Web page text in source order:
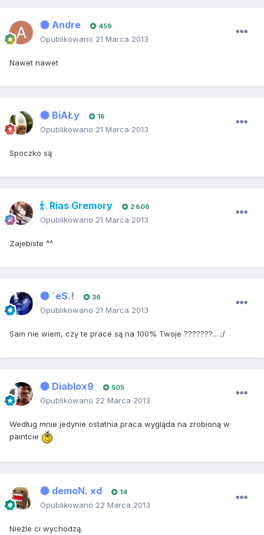
Andre 459
Opublikowano 21 Marca 2013
Nawet nawet
BiAŁy 16
Opublikowano 21 Marca 2013
Spoczko są
Rias Gremory 2 606
Opublikowano 21 Marca 2013
Zajebiste ^^
`eS.! 36
Opublikowano 21 Marca 2013
Sam nie wiem, czy te prace są na 100% Twoje ???????... ;/
Diablox9 505
Opublikowano 22 Marca 2013
Według mnie jedynie ostatnia praca wygląda na zrobioną w
paintcie
demoN. xd 14
Opublikowano 22 Marca 2013
Nieźle ci wychodzą.